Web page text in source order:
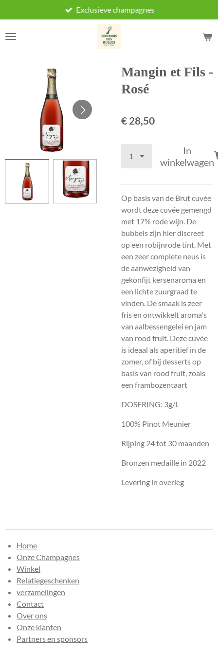
direct
naar
Exclusieve champagnes
Mangin et Fils -
Rosé
€ 28,50
In
winkelwagen
Op basis van de Brut cuvée
wordt deze cuvée gemengd
met 17% rode wijn. De
bubbels zijn hier discreet
op een robijnrode tint. Met
een zeer complete neus is
de aanwezigheid van
gekonfijt kersenaroma en
een lichte zuurgraad te
vinden. De smaak is zeer
fris en ontwikkelt aroma's
van aalbessengelei en jam
van rood fruit. Deze cuvée
is ideaal als aperitief in de
zomer, of bij desserts op
basis van rood fruit, zoals
een frambozentaart
DOSERING: 3g/L
100% Pinot Meunier
Rijping 24 tot 30 maanden
Bronzen medaille in 2022
Levering in overleg
Home
Onze Champagnes
Winkel
Relatiegeschenken
verzamelingen
Contact
Over ons
Onze klanten
Partners en sponsors